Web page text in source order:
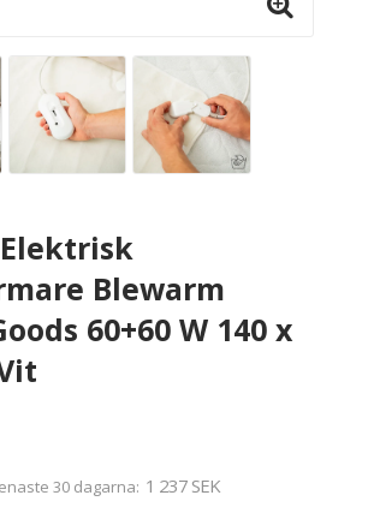
Blewarm
60+60 W 140 x
30 dagarna 1 237 SEK